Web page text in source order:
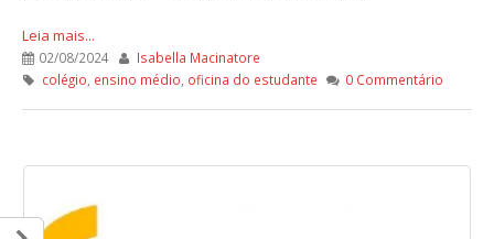
Leia mais...
02/08/2024
Isabella Macinatore
colégio ensino médio oficina do estudante 0 Commentário